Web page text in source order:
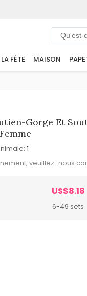
FÊTE MAISON
Gorge Et
1
veuillez nous
US$8.18
6-49 sets